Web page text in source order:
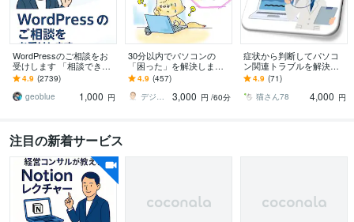
WordPressのご相談をお
受けします 「相談できる
事」が主目的で結果とし
て解決が伴えば幸いです
4.9 (2739)
geoblue
1,000 円
30分以内でパソコンの
「困った」を解決します
現役IT屋がパソコンの困
りごとをスッキリさせま
す！
4.9 (457)
3,000 円 /60分
症状から判断してパソコ
ン関連トラブルを解決し
ます パソコン本体はもち
ろん、周辺機器、ネット
ワークも対応します。
4.9 (71)
猫さん78
4,000 円
注目の新着サービス